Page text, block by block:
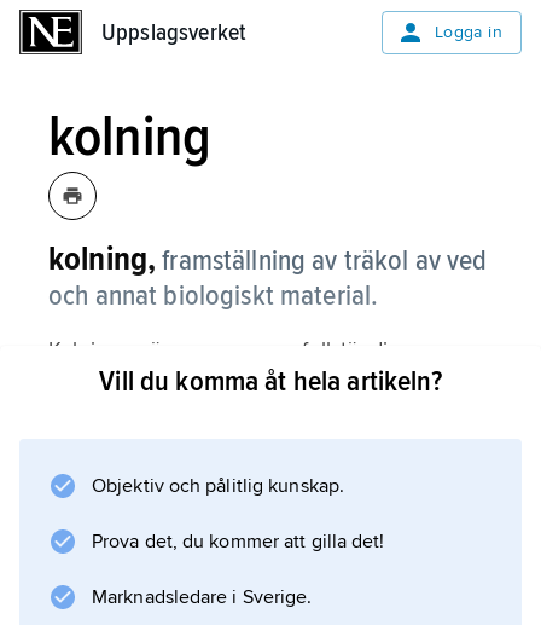
Uppslagsverket Logga in
kolning
kolning, framställning av träkol av ved
och annat biologiskt material.
Kolningen äger rum som ofullständig
förbränning vid reducerad lufttillförsel eller
beståndsdelar bortgår. Kolning kan utföras i
(
), med ett energiutbyte av 40–50 %. Härvid
Vill du komma åt hela artikeln?
Objektiv och pålitlig kunskap.
Prova det, du kommer att gilla det!
Marknadsledare i Sverige.